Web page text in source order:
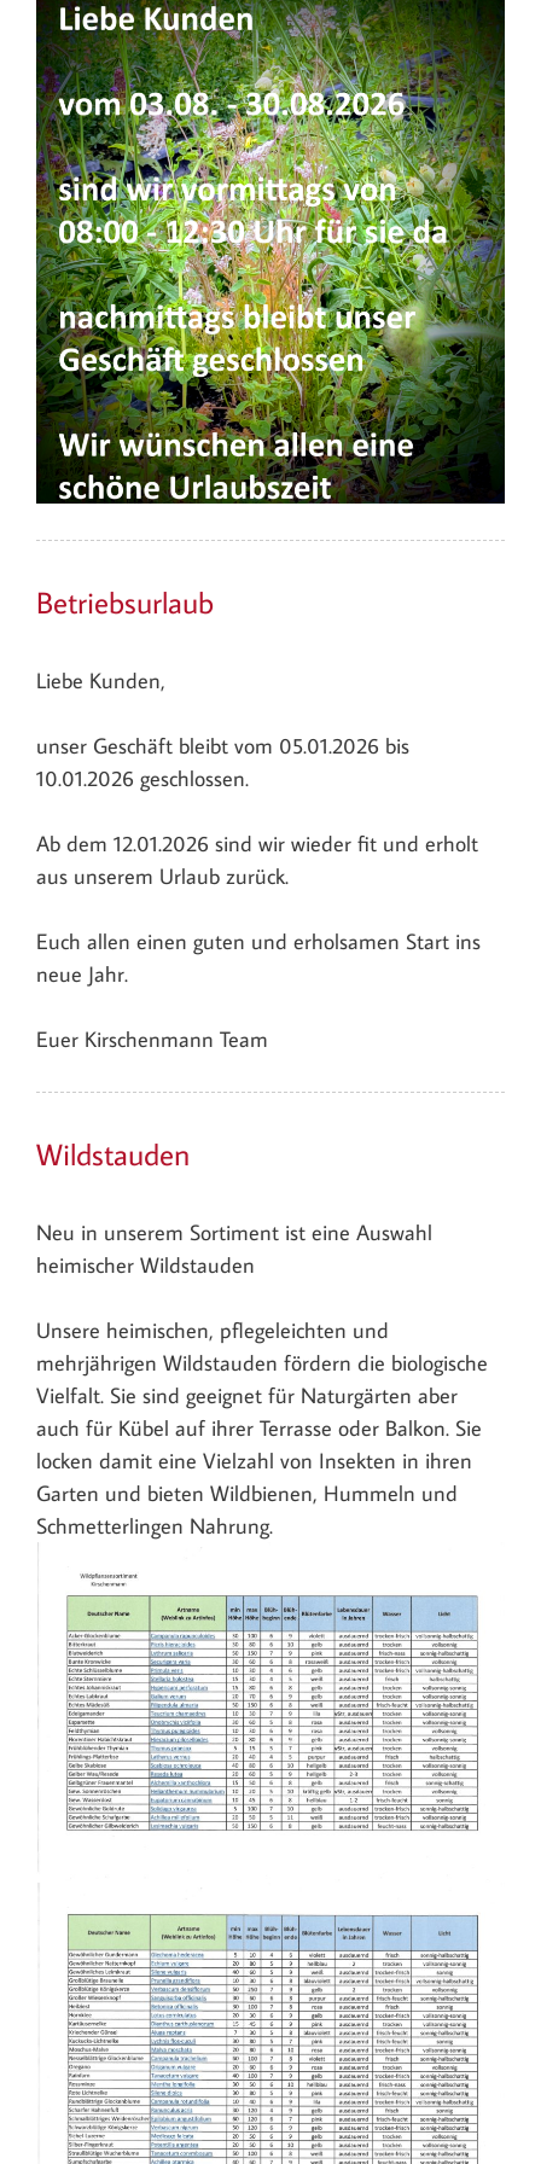
Betriebsurlaub
Liebe Kunden,
unser Geschäft bleibt vom 05.01.2026 bis
10.01.2026 geschlossen.
Ab dem 12.01.2026 sind wir wieder fit und erholt
aus unserem Urlaub zurück.
Euch allen einen guten und erholsamen Start ins
neue Jahr.
Euer Kirschenmann Team
Wildstauden
Neu in unserem Sortiment ist eine Auswahl
heimischer Wildstauden
Unsere heimischen, pflegeleichten und
mehrjährigen Wildstauden fördern die biologische
Vielfalt. Sie sind geeignet für Naturgärten aber
auch für Kübel auf ihrer Terrasse oder Balkon. Sie
locken damit eine Vielzahl von Insekten in ihren
Garten und bieten Wildbienen, Hummeln und
Schmetterlingen Nahrung.